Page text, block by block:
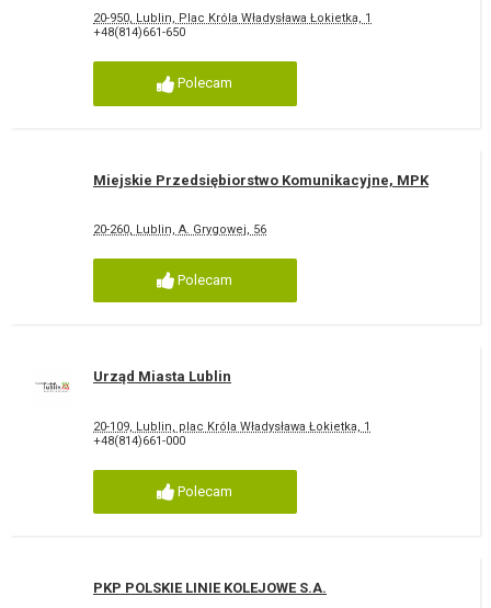
20-950, Lublin, Plac Króla Władysława Łokietka, 1
+48(814)661-650
Polecam
Miejskie Przedsiębiorstwo Komunikacyjne, MPK
20-260, Lublin, A. Grygowej, 56
Polecam
Urząd Miasta Lublin
20-109, Lublin, plac Króla Władysława Łokietka, 1
+48(814)661-000
Polecam
PKP POLSKIE LINIE KOLEJOWE S.A.